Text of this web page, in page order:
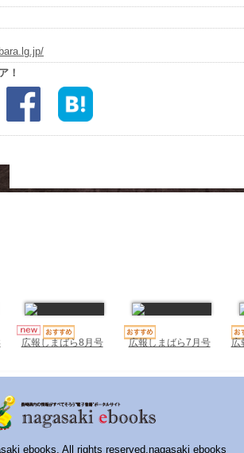
！
広報しまばら8月号 広報しまばら7月号 広
ebooks. All rights reserved.nagasaki ebooks
ビ
クス
ップ